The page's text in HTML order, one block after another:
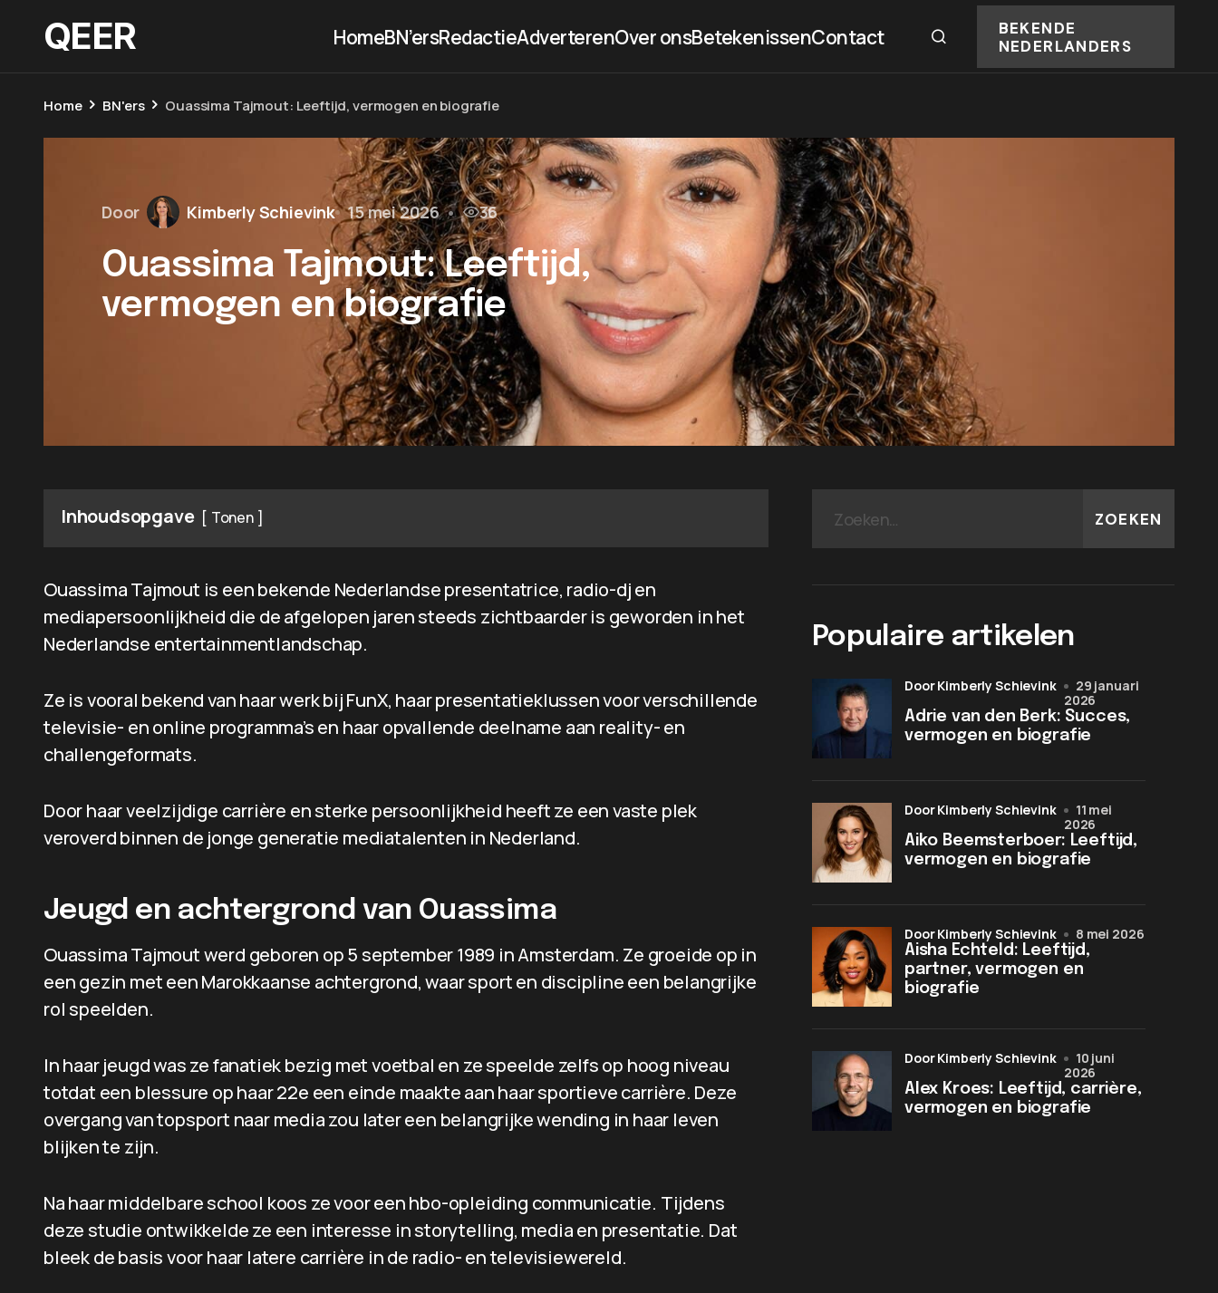
QEER HomeBN’ersRedactieAdverterenOver onsBetekenissenContact
BEKENDE
NEDERLANDERS
Home BN'ers Ouassima Tajmout: Leeftijd, vermogen en biografie
Door Kimberly Schievink 15 mei 2026 • 36
Ouassima Tajmout: Leeftijd,
vermogen en biografie
Inhoudsopgave Tonen
Ouassima Tajmout is een bekende Nederlandse presentatrice, radio-dj en
mediapersoonlijkheid die de afgelopen jaren steeds zichtbaarder is geworden in het
Nederlandse entertainmentlandschap.
Ze is vooral bekend van haar werk bij FunX, haar presentatieklussen voor verschillende
televisie- en online programma’s en haar opvallende deelname aan reality- en
challengeformats.
Door haar veelzijdige carrière en sterke persoonlijkheid heeft ze een vaste plek
veroverd binnen de jonge generatie mediatalenten in Nederland.
Jeugd en achtergrond van Ouassima
Ouassima Tajmout werd geboren op 5 september 1989 in Amsterdam. Ze groeide op in
een gezin met een Marokkaanse achtergrond, waar sport en discipline een belangrijke
rol speelden.
In haar jeugd was ze fanatiek bezig met voetbal en ze speelde zelfs op hoog niveau
totdat een blessure op haar 22e een einde maakte aan haar sportieve carrière. Deze
overgang van topsport naar media zou later een belangrijke wending in haar leven
blijken te zijn.
Na haar middelbare school koos ze voor een hbo-opleiding communicatie. Tijdens
deze studie ontwikkelde ze een interesse in storytelling, media en presentatie. Dat
bleek de basis voor haar latere carrière in de radio- en televisiewereld.
ZOEKEN
Populaire artikelen
Adrie van den Berk: Succes,
vermogen en biografie
door Kimberly Schievink
29 januari
2026
Aiko Beemsterboer: Leeftijd,
vermogen en biografie
door Kimberly Schievink
11 mei
2026
Aisha Echteld: Leeftijd,
partner, vermogen en
biografie
door Kimberly Schievink 8 mei 2026
Alex Kroes: Leeftijd, carrière,
vermogen en biografie
door Kimberly Schievink
10 juni
2026